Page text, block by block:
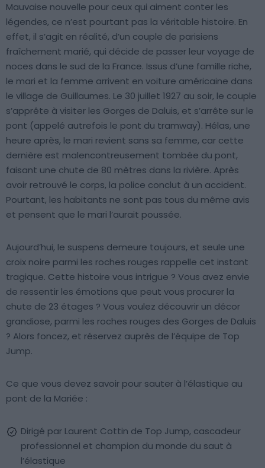
Mauvaise nouvelle pour ceux qui aiment conter les
légendes, ce n’est pourtant pas la véritable histoire. En
effet, il s’agit en réalité, d’un couple de parisiens
fraîchement marié, qui décide de passer leur voyage de
noces dans le sud de la France. Issus d’une famille riche,
le mari et la femme arrivent en voiture américaine dans
le village de Guillaumes. Le 30 juillet 1927 au soir, le couple
s’apprête à visiter les Gorges de Daluis, et s’arrête sur le
pont (appelé autrefois le pont du tramway). Hélas, une
heure après, le mari revient sans sa femme, car cette
dernière est malencontreusement tombée du pont,
faisant une chute de 80 mètres dans la rivière. Après
avoir retrouvé le corps, la police conclut à un accident.
Pourtant, les habitants ne sont pas tous du même avis
et pensent que le mari l’aurait poussée.
Aujourd’hui, le suspens demeure toujours, et seule une
croix noire parmi les roches rouges rappelle cet instant
tragique. Cette histoire vous intrigue ? Vous avez envie
de ressentir les émotions que peut vous procurer la
chute de 23 étages ? Vous voulez découvrir un décor
grandiose, parmi les roches rouges des Gorges de Daluis
? Alors foncez, et réservez auprès de l’équipe de Top
Jump.
Ce que vous devez savoir pour sauter à l’élastique au
pont de la Mariée :
Dirigé par Laurent Cottin de Top Jump, cascadeur
professionnel et champion du monde du saut à
l’élastique